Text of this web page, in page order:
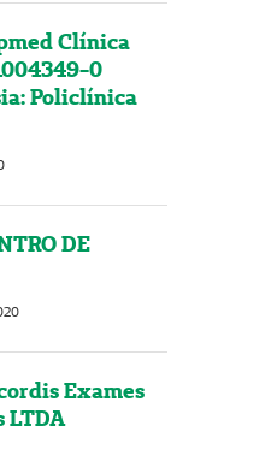
Clínica
0
Policlínica
DE
Exames
LTDA